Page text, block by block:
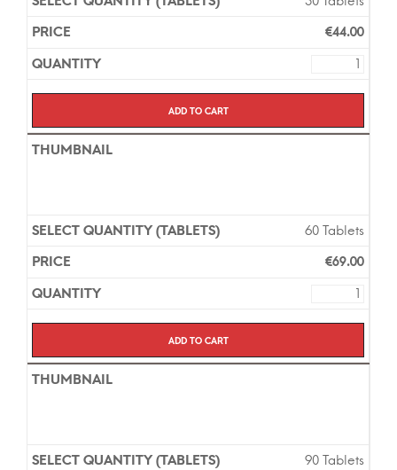
€44.00
Add to cart
60 Tablets
€69.00
Add to cart
90 Tablets